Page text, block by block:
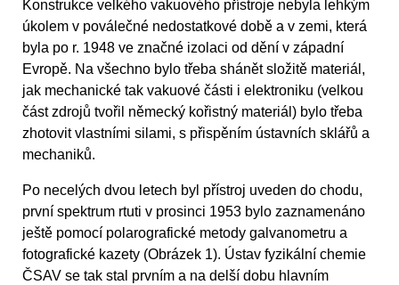
Konstrukce velkého vakuového přístroje nebyla lehkým
úkolem v poválečné nedostatkové době a v zemi, která
byla po r. 1948 ve značné izolaci od dění v západní
Evropě. Na všechno bylo třeba shánět složitě materiál,
jak mechanické tak vakuové části i elektroniku (velkou
část zdrojů tvořil německý kořistný materiál) bylo třeba
zhotovit vlastními silami, s přispěním ústavních sklářů a
mechaniků.
Po necelých dvou letech byl přístroj uveden do chodu,
první spektrum rtuti v prosinci 1953 bylo zaznamenáno
ještě pomocí polarografické metody galvanometru a
fotografické kazety (Obrázek 1). Ústav fyzikální chemie
ČSAV se tak stal prvním a na delší dobu hlavním